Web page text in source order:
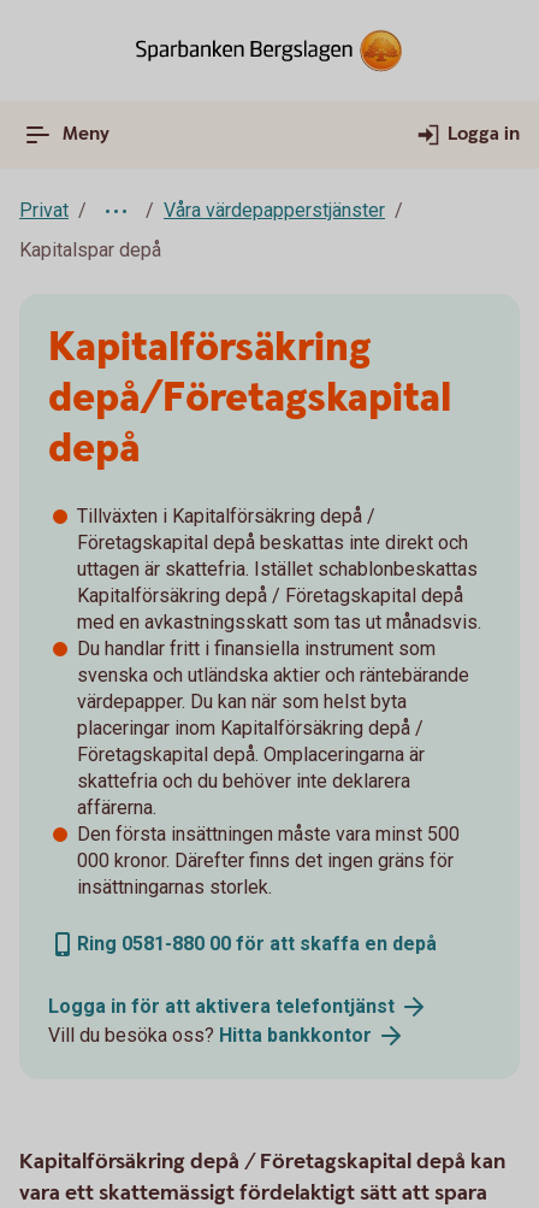
Meny Logga in
Privat
Våra värdepapperstjänster
Kapitalspar depå
Kapitalförsäkring
depå/Företagskapital
depå
Tillväxten i Kapitalförsäkring depå /
Företagskapital depå beskattas inte direkt och
uttagen är skattefria. Istället schablonbeskattas
Kapitalförsäkring depå / Företagskapital depå
med en avkastningsskatt som tas ut månadsvis.
Du handlar fritt i finansiella instrument som
svenska och utländska aktier och räntebärande
värdepapper. Du kan när som helst byta
placeringar inom Kapitalförsäkring depå /
Företagskapital depå. Omplaceringarna är
skattefria och du behöver inte deklarera
affärerna.
Den första insättningen måste vara minst 500
000 kronor. Därefter finns det ingen gräns för
insättningarnas storlek.
Ring 0581-880 00 för att skaffa en depå
Logga in för att aktivera telefontjänst
Vill du besöka oss? Hitta bankkontor
Kapitalförsäkring depå / Företagskapital depå kan
vara ett skattemässigt fördelaktigt sätt att spara